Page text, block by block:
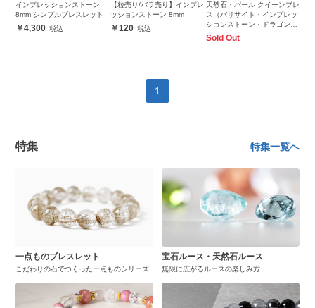
インプレッションストーン
8mm シンプルブレスレット
4,300
【粒売り/バラ売り】インプレ
ッションストーン 8mm
120
天然石・パール クイーンブレ
ス（バリサイト・インプレッ
ションストーン・ドラゴンブ
ラッドジャスパー）
Sold Out
1
特集 特集一覧へ
一点ものブレスレット
こだわりの石でつくった一点ものシリーズ
宝石ルース・天然石ルース
無限に広がるルースの楽しみ方